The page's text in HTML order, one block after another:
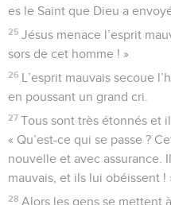
es le Saint que Dieu a
25 Jésus menace l’esprit
sors de cet homme ! »
26 L’esprit mauvais secoue
en poussant un grand cri.
27 Tous sont très étonnés et
« Qu’est-ce qui se passe ?
nouvelle et avec assurance.
mauvais, et ils lui obéissent !
28 Alors les gens se mettent